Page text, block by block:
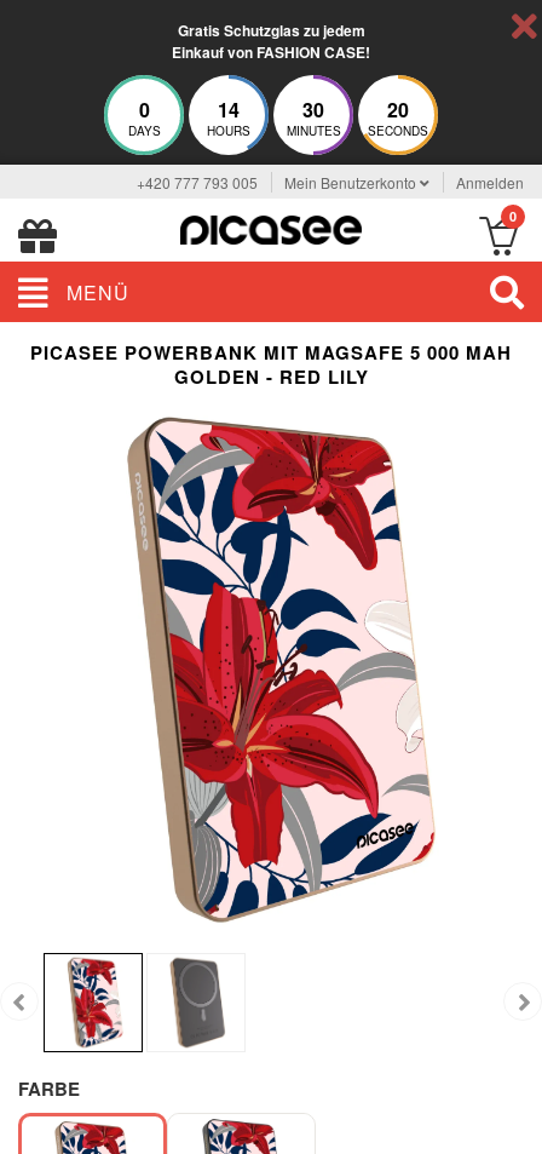
Gratis Schutzglas zu jedem
Einkauf von FASHION CASE!
0
DAYS
14
HOURS
30
MINUTES
20
SECONDS
+420 777 793 005 Mein Benutzerkonto Anmelden
0
MENÜ
PICASEE POWERBANK MIT MAGSAFE 5 000 MAH
GOLDEN - RED LILY
FARBE